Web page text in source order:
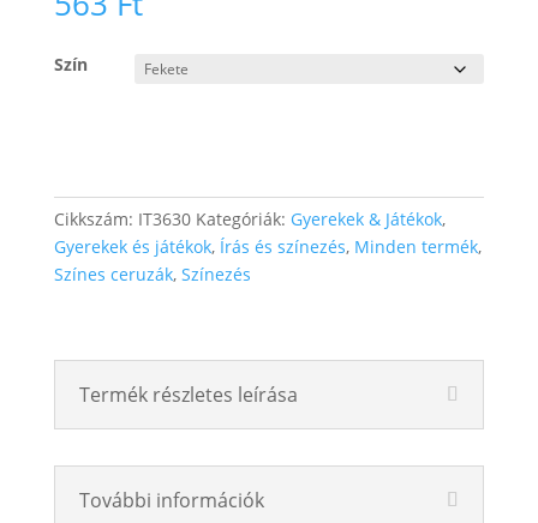
Szín
Cikkszám: IT3630 Kategóriák: Gyerekek & Játékok,
Gyerekek és játékok, Írás és színezés, Minden termék,
Színes ceruzák, Színezés
Termék részletes leírása
További információk